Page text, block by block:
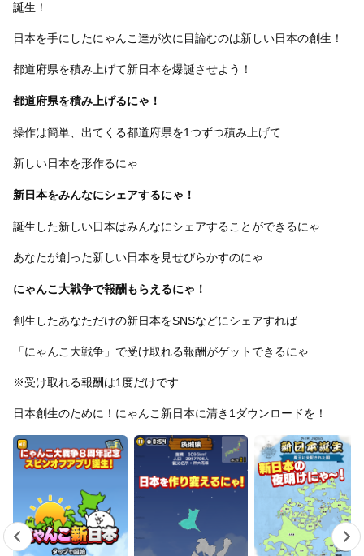
誕生！
日本を手にしたにゃんこ達が次に目論むのは新しい日本の創生！
都道府県を積み上げて新日本を爆誕させよう！
都道府県を積み上げるにゃ！
操作は簡単、出てくる都道府県を1つずつ積み上げて
新しい日本を形作るにゃ
新日本をみんなにシェアするにゃ！
誕生した新しい日本はみんなにシェアすることができるにゃ
あなたが創った新しい日本を見せびらかすのにゃ
にゃんこ大戦争で報酬もらえるにゃ！
創生したあなただけの新日本をSNSなどにシェアすれば
「にゃんこ大戦争」で受け取れる報酬がゲットできるにゃ
※受け取れる報酬は1度だけです
日本創生のために！にゃんこ新日本に清き1ダウンロードを！